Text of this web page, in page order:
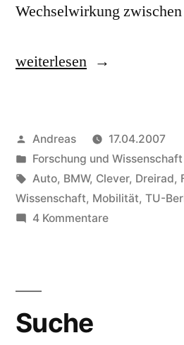
Wechselwirkung
„In
mit
dem
Dreirad“
weiterlesen
Veröffentlicht
von
Andreas
17.04.2007
Veröffentlicht
in
Forschung und Wissenschaft
Schlagwörter:
Auto, BMW, Clever, Dreirad,
Wissenschaft, Mobilität, TU-
4 Kommentarezu
Suche